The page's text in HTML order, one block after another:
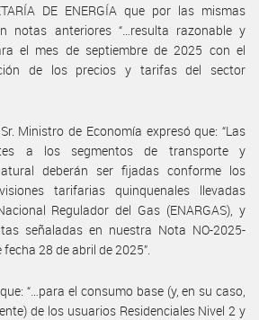
DE ENERGÍA que por las mismas
notas anteriores “…resulta razonable y
el mes de septiembre de 2025 con el
de los precios y tarifas del sector
Ministro de Economía expresó que: “Las
a los segmentos de transporte y
deberán ser fijadas conforme los
tarifarias quinquenales llevadas
Regulador del Gas (ENARGAS), y
señaladas en nuestra Nota NO-2025-
28 de abril de 2025”.
“…para el consumo base (y, en su caso,
de los usuarios Residenciales Nivel 2 y